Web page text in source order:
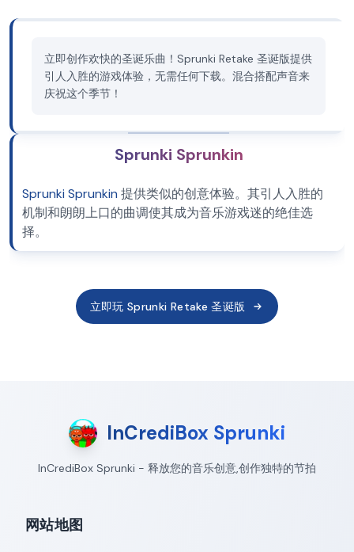
立即创作欢快的圣诞乐曲！Sprunki Retake 圣诞版提供
引人入胜的游戏体验，无需任何下载。混合搭配声音来
庆祝这个季节！
Sprunki Sprunkin
Sprunki Sprunkin 提供类似的创意体验。其引人入胜的
机制和朗朗上口的曲调使其成为音乐游戏迷的绝佳选
择。
立即玩 Sprunki Retake 圣诞版
InCrediBox Sprunki
InCrediBox Sprunki - 释放您的音乐创意,创作独特的节拍
网站地图